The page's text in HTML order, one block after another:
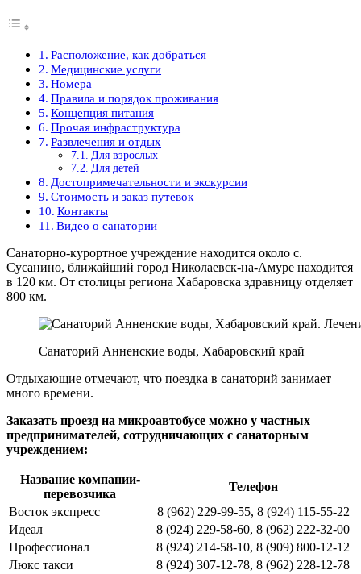
Расположение, как добраться
Медицинские услуги
Номера
Правила и порядок проживания
Концепция питания
Прочая инфраструктура
Развлечения и отдых
Для взрослых
Для детей
Достопримечательности и экскурсии
Стоимость и заказ путевок
Контакты
Видео о санатории
Санаторно-курортное учреждение находится около с.
Сусанино, ближайший город Николаевск-на-Амуре находится
в 120 км. От столицы региона Хабаровска здравницу отделяет
800 км.
Санаторий Анненские воды, Хабаровский край
Отдыхающие отмечают, что поездка в санаторий занимает
много времени.
Заказать проезд на микроавтобусе можно у частных
предпринимателей, сотрудничающих с санаторным
учреждением:
Название компании-
перевозчика
Телефон
Восток экспресс
8 (962) 229-99-55, 8 (924) 115-55-22
Идеал
8 (924) 229-58-60, 8 (962) 222-32-00
Профессионал
8 (924) 214-58-10, 8 (909) 800-12-12
Люкс такси
8 (924) 307-12-78, 8 (962) 228-12-78